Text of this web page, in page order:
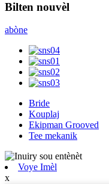
Bilten nouvèl
abòne
Bride
Kouplaj
Ekipman Grooved
Tee mekanik
Voye Imèl
x